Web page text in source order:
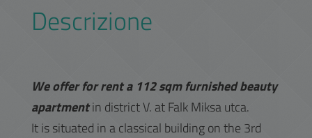
Descrizione
We offer for rent a 112 sqm furnished beauty
apartmentin district V. at Falk Miksa utca.
It is situated in a classical building on the 3rd